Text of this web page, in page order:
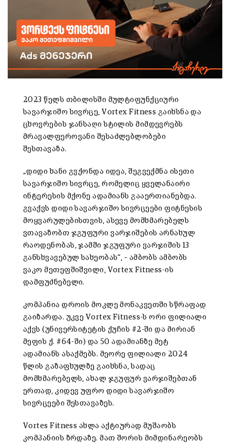
2023 წელს თბილისში მულტიფუნქციური
სავარჯიშო სივრცე, Vortex Fitness გაიხსნა და
ცხოვრების ჯანსაღი სტილის მიმდევრებს
მრავალფეროვანი შესაძლებლობები
შესთავაზა.
„დიდი ხანი გვქონდა იდეა, შეგვექმნა ისეთი
სავარჯიშო სივრცე, რომელიც ყველანაირი
ინტერესის მქონე ადამიანს გააერთიანებდა.
გვაქვს დიდი სავარჯიშო სივრცეები ფიტნესის
მოყვარულებისთვის, ასევე მომხმარებელს
ვთავაზობთ ჯგუფური ვარჯიშების არნახულ
რაოდენობას, ჯამში ჯგუფური ვარჯიშის 13
განსხვავებულ სახეობას“, – ამბობს ამბობს
ვაკო მეთეფშიშვილი, Vortex Fitness-ის
დამფუძნებელი.
კომპანია დროის მოკლე მონაკვეთში სწრაფად
გაიზარდა. უკვე Vortex Fitness-ს ორი ფილიალი
აქვს (უნივერსიტეტის ქუჩის #2-ში და მირიან
მეფის ქ. #64-ში) და 50 ადამიანზე მეტ
ადამიანს ასაქმებს. მეორე ფილიალი 2024
წლის გაზაფხულზე გაიხსნა, სადაც
მომხმარებელს, ახალ ჯგუფურ ვარჯიშებთან
ერთად, კიდევ უფრო დიდი სავარჯიშო
სივრცეები შესთავაზეს.
Vortes Fitness ახლა აქტიურად მუშაობს
კომპანიის ზრდაზე. მათ შორის მიმდინარეობს